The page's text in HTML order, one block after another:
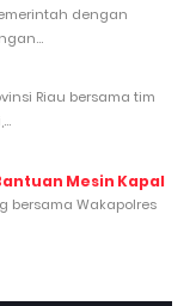
dengan
Riau bersama tim
Mesin Kapal
bersama Wakapolres